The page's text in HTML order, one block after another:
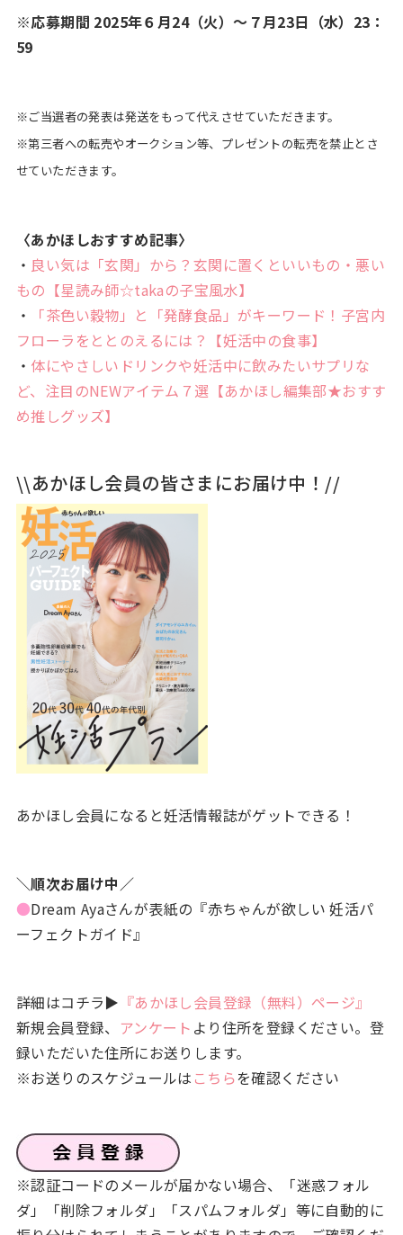
※応募期間 2025年６月24（火）～７月23日（水）23：
59
※ご当選者の発表は発送をもって代えさせていただきます。
※第三者への転売やオークション等、プレゼントの転売を禁止とさ
せていただきます。
〈あかほしおすすめ記事〉
・ 良い気は「玄関」から？玄関に置くといいもの・悪い
もの【星読み師☆takaの子宝風水】
・
「茶色い穀物」と「発酵食品」がキーワード！子宮内
フローラをととのえるには？【妊活中の食事】
・ 体にやさしいドリンクや妊活中に飲みたいサプリな
ど、注目のNEWアイテム７選【あかほし編集部★おすす
め推しグッズ】
\\あかほし会員の皆さまにお届け中！//
あかほし会員になると妊活情報誌がゲットできる！
＼順次お届け中／
●Dream Ayaさんが表紙の『赤ちゃんが欲しい 妊活パ
ーフェクトガイド』
詳細はコチラ▶ 『あかほし会員登録（無料）ページ』
新規会員登録、 アンケート より住所を登録ください。登
録いただいた住所にお送りします。
※お送りのスケジュールは こちらを確認ください
※認証コードのメールが届かない場合、「迷惑フォル
ダ」「削除フォルダ」「スパムフォルダ」等に自動的に